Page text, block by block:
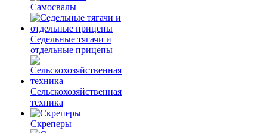
Самосвалы
Седельные тягачи и
отдельные прицепы
Сельскохозяйственная
техника
Скреперы